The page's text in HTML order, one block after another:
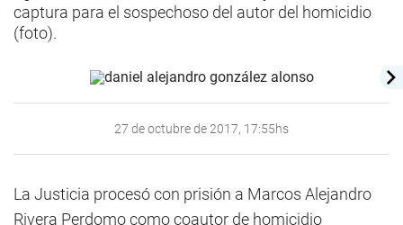
captura para el sospechoso del autor del homicidio
(foto).
27 de octubre de 2017, 17:55hs
La Justicia procesó con prisión a Marcos Alejandro
Rivera Perdomo como coautor de homicidio